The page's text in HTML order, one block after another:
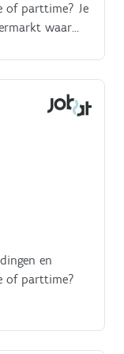
of parttime? Je
waar
en
of parttime?